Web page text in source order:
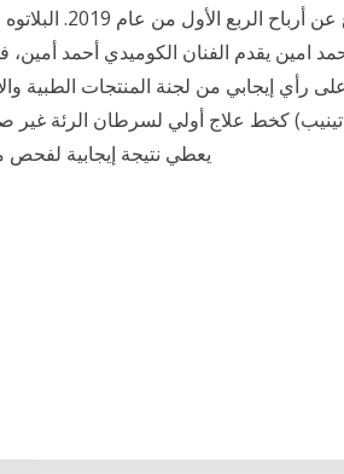
بنسبة 8.8 ٪ في التداول يوم
رأي إيجابي من لجنة المنتجات الطبية
كخط علاج أولي لسرطان الرئة غير
يعطي نتيجة إيجابية لفحص